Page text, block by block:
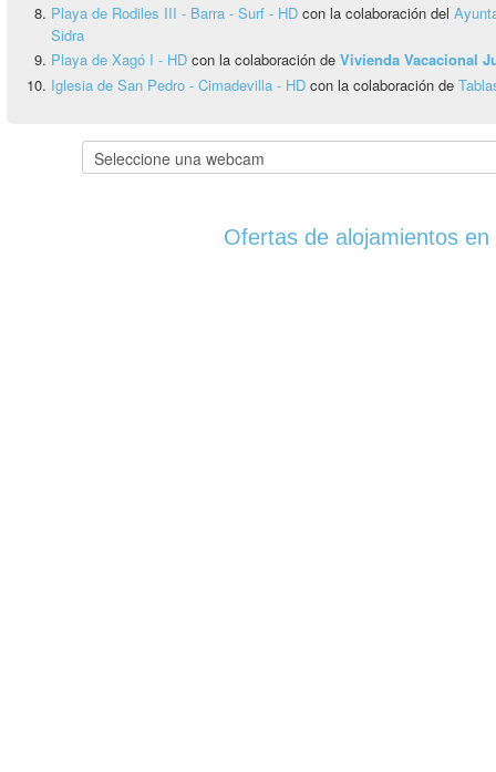
Playa de Rodiles III - Barra - Surf - HD con la colaboración del
Sidra
Playa de Xagó I - HD con la colaboración de Vivienda Vacacional
Iglesia de San Pedro - Cimadevilla - HD con la colaboración de
Ofertas de alojamientos en